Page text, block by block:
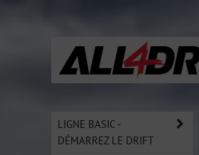
LIGNE BASIC -
DÉMARREZ LE DRIFT